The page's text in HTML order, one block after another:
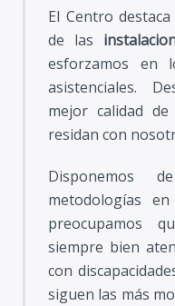
El Centro
de las
esforzamos en
asistenciales.
mejor calidad
residan con
Disponemos
metodologías
preocupamos
siempre bien
con
siguen las más